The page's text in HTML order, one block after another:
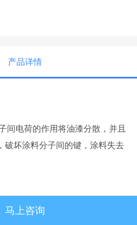
产品详情
间电荷的作用将油漆分散，并且
破坏涂料分子间的键，涂料失去
净化处理设备，破除油漆粘性使
马上咨询